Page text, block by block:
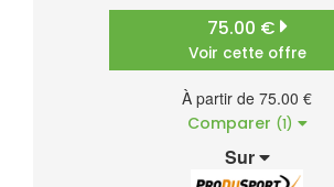
75.00 €
Voir cette offre
À partir de 75.00 €
Comparer (1)
Sur